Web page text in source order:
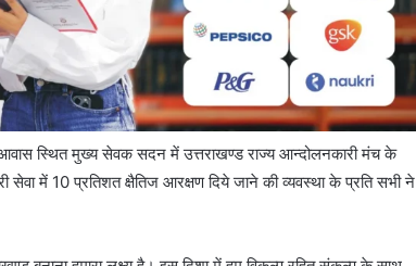
आवास स्थित मुख्य सेवक सदन में उत्तराखण्ड राज्य आन्दोलनकारी मंच के
सेवा में 10 प्रतिशत क्षैतिज आरक्षण दिये जाने की व्यवस्था के प्रति सभी ने